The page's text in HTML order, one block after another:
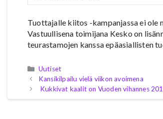
Tuottajalle kiitos -kampanjassa ei ole
Vastuullisena toimijana Kesko on
teurastamojen kanssa epäasiallisten
Kategoriat
Uutiset
Kansikilpailu vielä viikon avoimena
Kukkivat kaalit on Vuoden vihannes